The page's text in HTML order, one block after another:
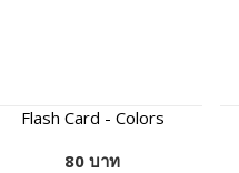
Flash Card - Colors
80 บาท